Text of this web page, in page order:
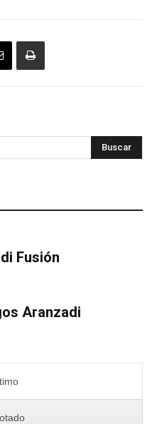
Buscar
Fusión
Aranzadi